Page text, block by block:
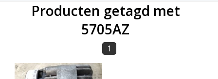
Producten getagd met
5705AZ
1